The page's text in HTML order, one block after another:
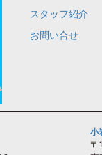
スタッフ紹介
お問い合せ
小
〒